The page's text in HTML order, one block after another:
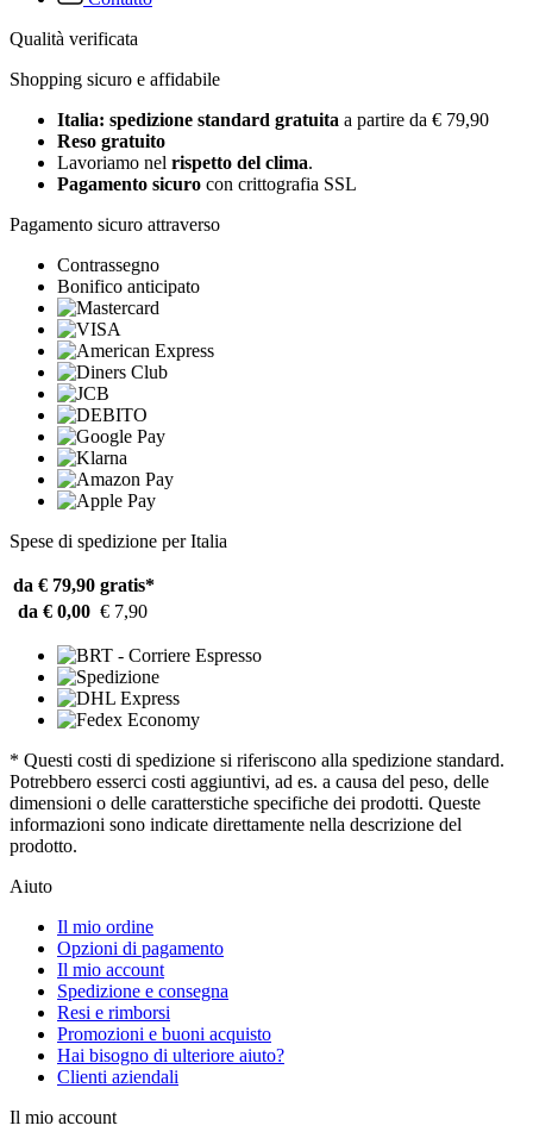
Qualità verificata
Shopping sicuro e affidabile
Italia: spedizione standard gratuita a partire da € 79,90
Reso gratuito
Lavoriamo nel rispetto del clima.
Pagamento sicuro con crittografia SSL
Pagamento sicuro attraverso
Contrassegno
Bonifico anticipato
Spese di spedizione per Italia
da € 79,90 gratis*
da € 0,00 € 7,90
* Questi costi di spedizione si riferiscono alla spedizione standard.
Potrebbero esserci costi aggiuntivi, ad es. a causa del peso, delle
dimensioni o delle caratterstiche specifiche dei prodotti. Queste
informazioni sono indicate direttamente nella descrizione del
prodotto.
Aiuto
Il mio ordine
Opzioni di pagamento
Il mio account
Spedizione e consegna
Resi e rimborsi
Promozioni e buoni acquisto
Hai bisogno di ulteriore aiuto?
Clienti aziendali
Il mio account